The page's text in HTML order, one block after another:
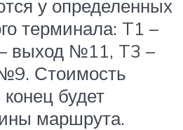
у определенных
терминала: T1 –
выход №11, T3 –
Стоимость
будет
маршрута.